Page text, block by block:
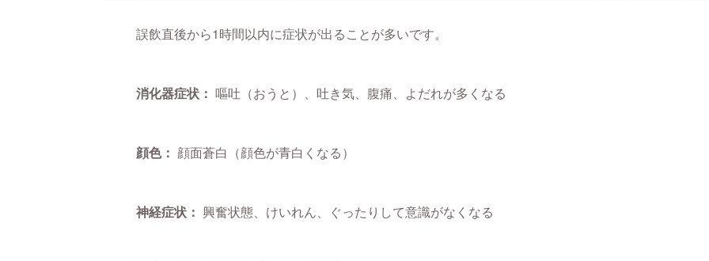
誤飲直後から1時間以内に症状が出ることが多いです。
消化器症状： 嘔吐（おうと）、吐き気、腹痛、よだれが多くなる
顔色： 顔面蒼白（顔色が青白くなる）
神経症状： 興奮状態、けいれん、ぐったりして意識がなくなる